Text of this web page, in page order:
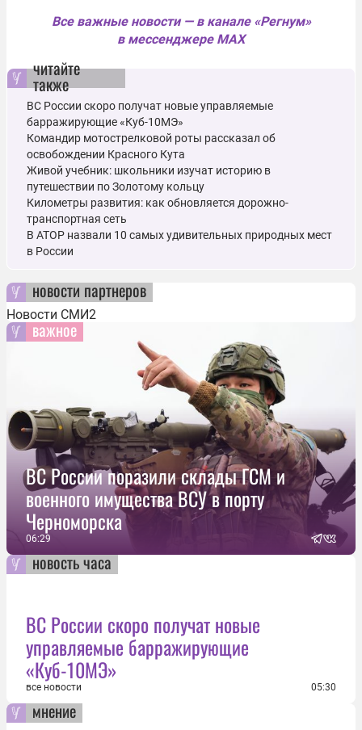
Все важные новости — в канале «Регнум»
в мессенджере MAX
читайте
также
ВС России скоро получат новые управляемые
барражирующие «Куб-10МЭ»
Командир мотострелковой роты рассказал об
освобождении Красного Кута
Живой учебник: школьники изучат историю в
путешествии по Золотому кольцу
Километры развития: как обновляется дорожно-
транспортная сеть
В АТОР назвали 10 самых удивительных природных мест
в России
новости партнеров
Новости СМИ2
важное
ВС России поразили склады ГСМ и
военного имущества ВСУ в порту
Черноморска
06:29
новость часа
ВС России скоро получат новые
управляемые барражирующие
«Куб-10МЭ»
все новости 05:30
мнение